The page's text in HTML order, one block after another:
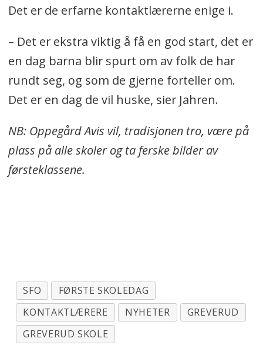
Det er de erfarne kontaktlærerne enige i.
– Det er ekstra viktig å få en god start, det er
en dag barna blir spurt om av folk de har
rundt seg, og som de gjerne forteller om.
Det er en dag de vil huske, sier Jahren.
NB: Oppegård Avis vil, tradisjonen tro, være på
plass på alle skoler og ta ferske bilder av
førsteklassene.
SFO
FØRSTE SKOLEDAG
KONTAKTLÆRERE
NYHETER
GREVERUD
GREVERUD SKOLE